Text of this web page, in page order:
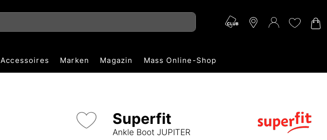
Accessoires Marken Magazin Mass Online-Shop
Superfit
Ankle Boot JUPITER